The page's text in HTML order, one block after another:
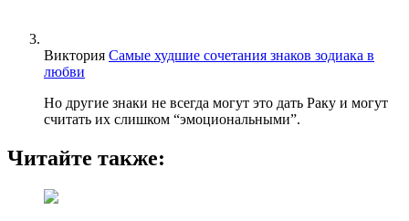
Виктория Самые худшие сочетания знаков зодиака в
любви
Но другие знаки не всегда могут это дать Раку и могут
считать их слишком “эмоциональными”.
Читайте также: